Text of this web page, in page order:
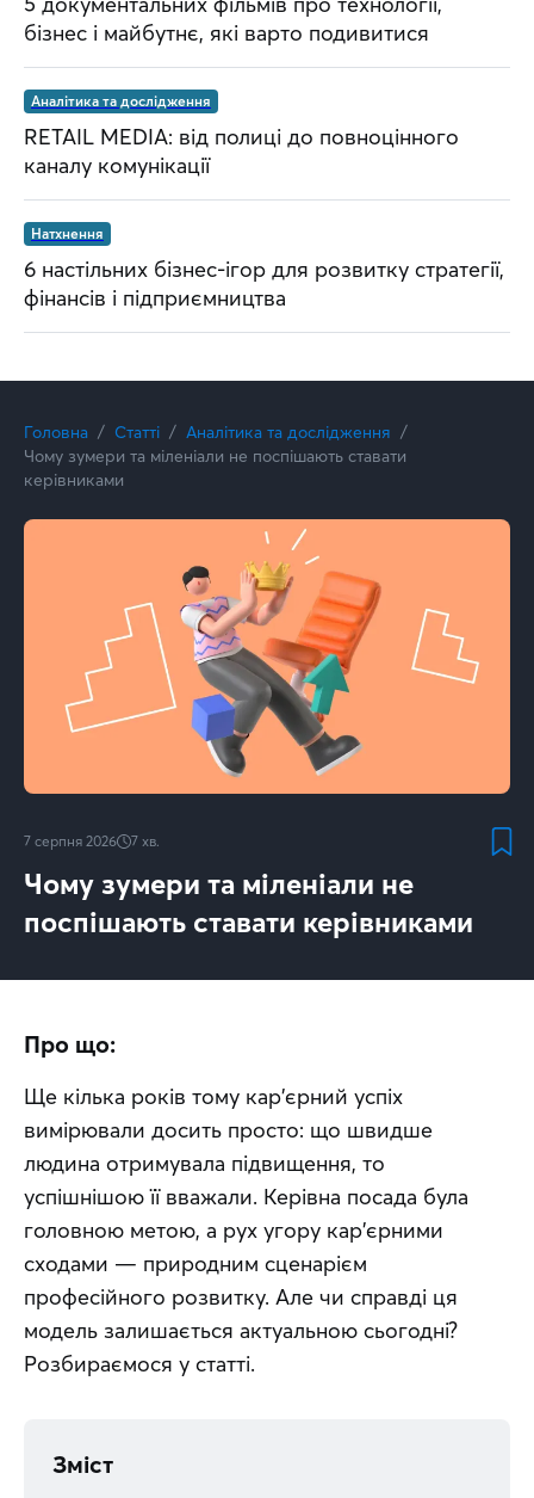
бізнес і майбутнє, які варто подивитися
Аналітика та дослідження
RETAIL MEDIA: від полиці до повноцінного
каналу комунікації
Натхнення
6 настільних бізнес-ігор для розвитку стратегії,
фінансів і підприємництва
Головна Статті
Аналітика та дослідження
Чому зумери та міленіали не поспішають ставати
керівниками
7 серпня 2026 7 хв.
Чому зумери та міленіали не
поспішають ставати керівниками
Про що:
Ще кілька років тому кар'єрний успіх
вимірювали досить просто: що швидше
людина отримувала підвищення, то
успішнішою її вважали. Керівна посада була
головною метою, а рух угору кар'єрними
сходами — природним сценарієм
професійного розвитку. Але чи справді ця
модель залишається актуальною сьогодні?
Розбираємося у статті.
Зміст